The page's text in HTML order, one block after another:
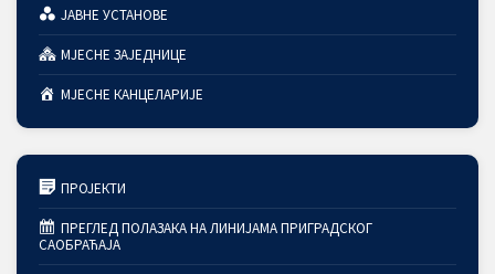
ЈАВНЕ УСТАНОВЕ
МЈЕСНЕ ЗАЈЕДНИЦЕ
МЈЕСНЕ КАНЦЕЛАРИЈЕ
ПРОЈЕКТИ
ПРЕГЛЕД ПОЛАЗАКА НА ЛИНИЈАМА ПРИГРАДСКОГ
САОБРАЋАЈА